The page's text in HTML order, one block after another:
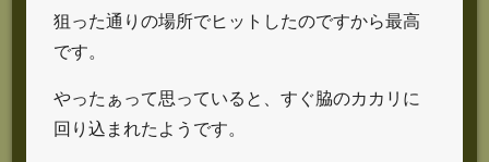
狙った通りの場所でヒットしたのですから最高
です。
やったぁって思っていると、すぐ脇のカカリに
回り込まれたようです。